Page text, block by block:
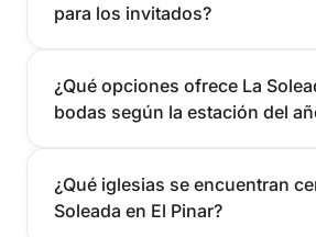
para los invitados?
¿Qué opciones ofrece La
bodas según la estación del
¿Qué iglesias se encuentran
Soleada en El Pinar?